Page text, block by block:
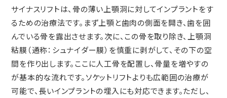
サイナスリフトは、骨の薄い上顎洞に対してインプラントをす
るための治療法です。まず上顎と歯肉の側面を開き、歯を囲
んでいる骨を露出させます。次に、この骨を取り除き、上顎洞
粘膜（通称：シュナイダー膜）を慎重に剥がして、その下の空
間を作り出します。ここに人工骨を配置し、骨量を増やすの
が基本的な流れです。ソケットリフトよりも広範囲の治療が
可能で、長いインプラントの埋入にも対応できます。ただし、